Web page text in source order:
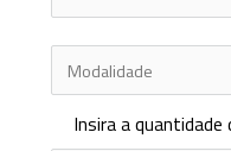
Insira a